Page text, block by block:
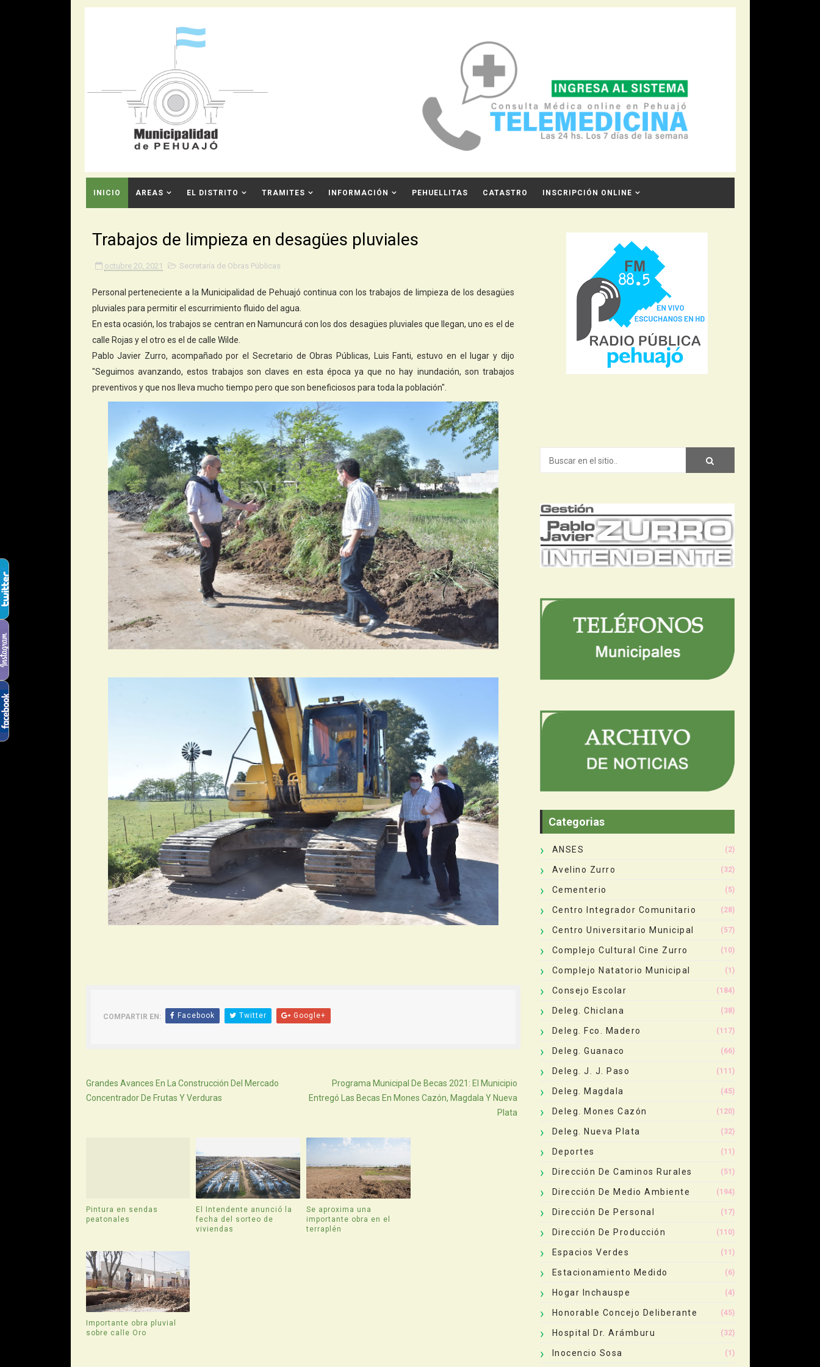
INICIO AREAS EL DISTRITO TRAMITES INFORMACIÓN PEHUELLITAS CATASTRO INSCRIPCIÓN ONLINE
Trabajos de limpieza en desagües pluviales
octubre 20, 2021 Secretaría de Obras Públicas
Personal perteneciente a la Municipalidad de Pehuajó continua con los trabajos de limpieza de los desagües
pluviales para permitir el escurrimiento fluido del agua.
En esta ocasión, los trabajos se centran en Namuncurá con los dos desagües pluviales que llegan, uno es el de
calle Rojas y el otro es el de calle Wilde.
Pablo Javier Zurro, acompañado por el Secretario de Obras Públicas, Luis Fanti, estuvo en el lugar y dijo
"Seguimos avanzando, estos trabajos son claves en esta época ya que no hay inundación, son trabajos
preventivos y que nos lleva mucho tiempo pero que son beneficiosos para toda la población".
COMPARTIR EN: Facebook Twitter Google+
Grandes Avances En La Construcción Del Mercado
Concentrador De Frutas Y Verduras
Programa Municipal De Becas 2021: El Municipio
Entregó Las Becas En Mones Cazón, Magdala Y Nueva
Plata
Pintura en sendas
peatonales
El Intendente anunció la
fecha del sorteo de
viviendas
Se aproxima una
importante obra en el
terraplén
Importante obra pluvial
sobre calle Oro
Categorias
ANSES (2)
Avelino Zurro (32)
Cementerio (5)
Centro Integrador Comunitario (28)
Centro Universitario Municipal (57)
Complejo Cultural Cine Zurro (10)
Complejo Natatorio Municipal (1)
Consejo Escolar (184)
Deleg. Chiclana (38)
Deleg. Fco. Madero (117)
Deleg. Guanaco (66)
Deleg. J. J. Paso (111)
Deleg. Magdala (45)
Deleg. Mones Cazón (120)
Deleg. Nueva Plata (32)
Deportes (11)
Dirección De Caminos Rurales (51)
Dirección De Medio Ambiente (194)
Dirección De Personal (17)
Dirección De Producción (110)
Espacios Verdes (11)
Estacionamiento Medido (6)
Hogar Inchauspe (4)
Honorable Concejo Deliberante (45)
Hospital Dr. Arámburu (32)
Inocencio Sosa (1)